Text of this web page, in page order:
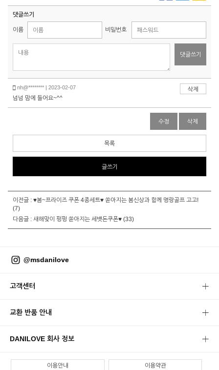
댓글쓰기
이름 비밀번호
댓글쓰기
nh@******** | 2023-02-07
삭제
넘넘 맘에 들어요~^^
수정 삭제
목록
글쓰기
이전글 : ♥봄~프라이즈 쿠폰 4종세트♥ 쏟아지는 봄신상과 함께 명랑골프 고고!
(7)
다음글 : 새해맞이 펑펑 쏟아지는 세뱃돈쿠폰♥ (33)
@msdanilove
고객센터
교환 반품 안내
DANILOVE 회사 정보
이용안내 이용약관